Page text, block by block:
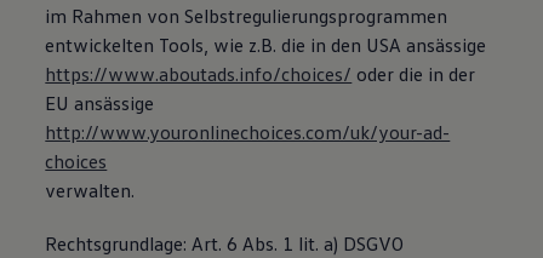
im Rahmen von Selbstregulierungsprogrammen
entwickelten Tools, wie z.B. die in den USA ansässige
https://www.aboutads.info/choices/ oder die in der
EU ansässige
http://www.youronlinechoices.com/uk/your-ad-
choices
verwalten.
Rechtsgrundlage: Art. 6 Abs. 1 lit. a) DSGVO